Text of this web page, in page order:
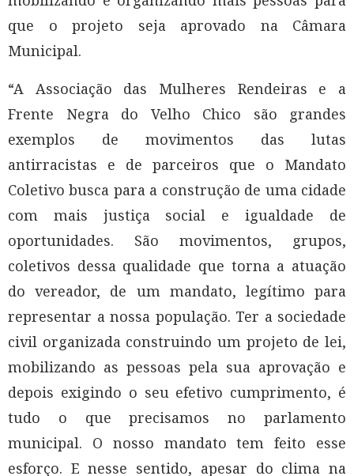
que o projeto seja aprovado na Câmara
Municipal.
“A Associação das Mulheres Rendeiras e a
Frente Negra do Velho Chico são grandes
exemplos de movimentos das lutas
antirracistas e de parceiros que o Mandato
Coletivo busca para a construção de uma cidade
com mais justiça social e igualdade de
oportunidades. São movimentos, grupos,
coletivos dessa qualidade que torna a atuação
do vereador, de um mandato, legítimo para
representar a nossa população. Ter a sociedade
civil organizada construindo um projeto de lei,
mobilizando as pessoas pela sua aprovação e
depois exigindo o seu efetivo cumprimento, é
tudo o que precisamos no parlamento
municipal. O nosso mandato tem feito esse
esforço. E nesse sentido, apesar do clima na